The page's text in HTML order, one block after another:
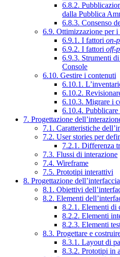
6.8.2.
dalla Pubblica
6.8.3. Consenso
6.9. Ottimizzazione per
6.9.1. I fattori on-
6.9.2. I fattori off-
6.9.3. Strumenti
Console
6.10. Gestire i contenuti
6.10.1.
6.10.2.
6.10.3. Migrare i
6.10.4.
7. Progettazione
7.1. Caratteristiche
7.2. User stories per
7.2.1. Differenza
7.3. Flussi di interazione
7.4. Wireframe
7.5. Prototipi interattivi
8. Progettazione dell’interfaccia
8.1. Obiettivi
8.2. Elementi
8.2.1. Elementi di
8.2.2. Elementi
8.2.3. Elementi
8.3. Progettare e
8.3.1. Layout di
8.3.2. Prototipi in